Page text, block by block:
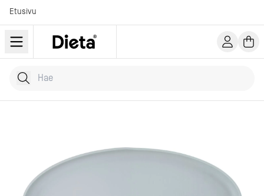
Etusivu
Hae tuotteita
Kirjoita hakusana...